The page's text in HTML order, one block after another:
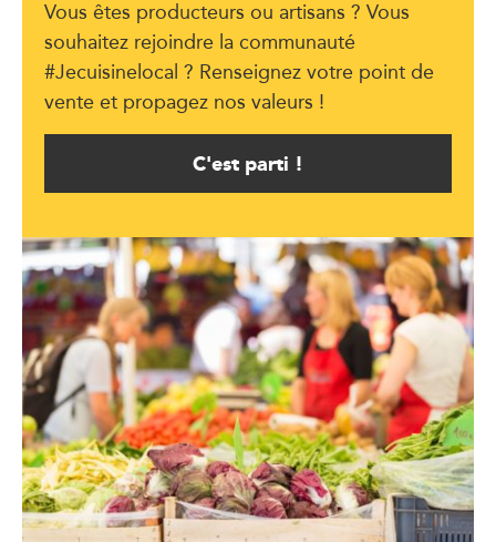
Vous êtes producteurs ou artisans ? Vous
souhaitez rejoindre la communauté
#Jecuisinelocal ? Renseignez votre point de
vente et propagez nos valeurs !
C'est parti !